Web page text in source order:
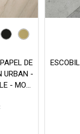
DE
URBAN -
- MOD.